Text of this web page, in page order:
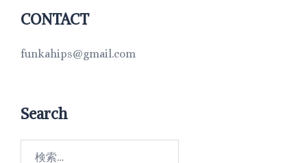
CONTACT
funkahips@gmail.com
Search